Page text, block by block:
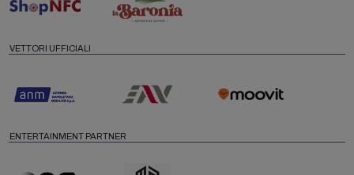
VETTORI UFFICIALI
ENTERTAINMENT PARTNER